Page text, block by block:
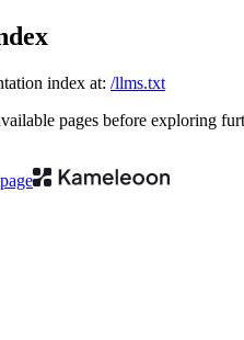
index at: /llms.txt
pages before exploring